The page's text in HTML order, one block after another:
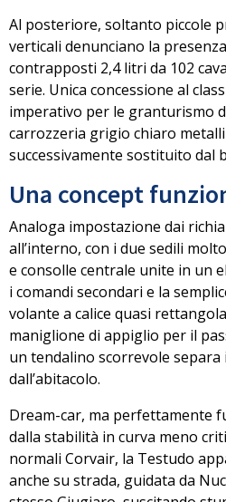
Al posteriore, soltanto piccole
verticali denunciano la
contrapposti 2,4 litri da 102
serie. Unica concessione al
imperativo per le granturismo
carrozzeria grigio chiaro
successivamente sostituito dal
Una concept
Analoga impostazione dai
all’interno, con i due sedili
e consolle centrale unite in un
i comandi secondari e la
volante a calice quasi
maniglione di appiglio per il
un tendalino scorrevole
dall’abitacolo.
Dream-car, ma perfettamente
dalla stabilità in curva meno
normali Corvair, la Testudo
anche su strada, guidata da